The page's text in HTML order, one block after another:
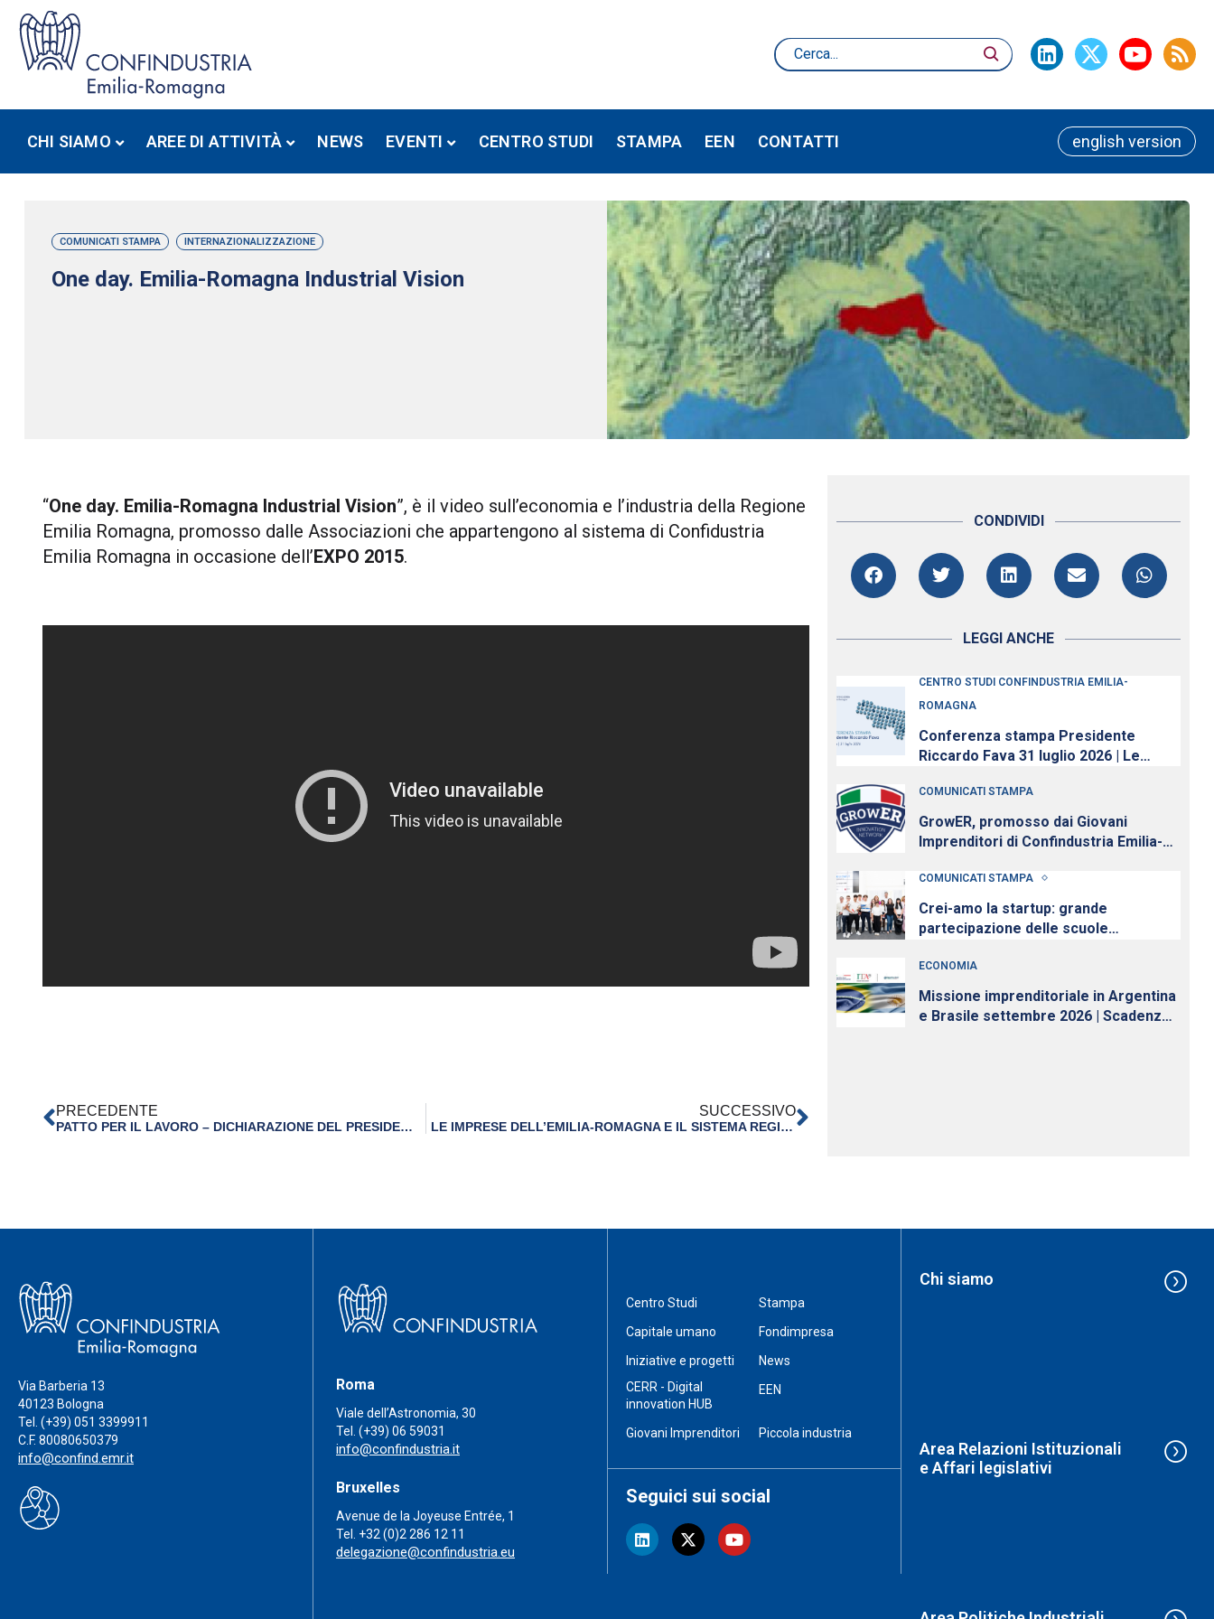
CHI SIAMO AREE DI ATTIVITÀ NEWS EVENTI CENTRO STUDI STAMPA EEN CONTATTI english version
COMUNICATI STAMPA INTERNAZIONALIZZAZIONE
One day. Emilia-Romagna Industrial Vision
“One day. Emilia-Romagna Industrial Vision”, è il video sull’economia e l’industria della Regione
Emilia Romagna, promosso dalle Associazioni che appartengono al sistema di Confidustria
Emilia Romagna in occasione dell’EXPO 2015.
PRECEDENTE
PATTO PER IL LAVORO – DICHIARAZIONE DEL PRESIDENTE DI CONFINDUSTRIA EMILIA-ROMAGNA MAURIZIO MARCHESINI
SUCCESSIVO
LE IMPRESE DELL’EMILIA-ROMAGNA E IL SISTEMA REGIONALE CONFINDUSTRIA PROTAGONISTI DI EXPO 2015
CONDIVIDI
LEGGI ANCHE
CENTRO STUDI CONFINDUSTRIA EMILIA-
ROMAGNA
Conferenza stampa Presidente
Riccardo Fava 31 luglio 2026 | Le
nonostante l’incertezza
COMUNICATI STAMPA
GrowER, promosso dai Giovani
Imprenditori di Confindustria Emilia-
cresce e diventa nazionale
COMUNICATI STAMPA
Crei-amo la startup: grande
partecipazione delle scuole
dei Giovani Imprenditori di
Confindustria Emilia-Romagna
ECONOMIA
Missione imprenditoriale in Argentina
e Brasile settembre 2026 | Scadenza
Via Barberia 13
40123 Bologna
Tel. (+39) 051 3399911
C.F. 80080650379
info@confind.emr.it
Roma
Viale dell’Astronomia, 30
Tel. (+39) 06 59031
info@confindustria.it
Bruxelles
Avenue de la Joyeuse Entrée, 1
Tel. +32 (0)2 286 12 11
delegazione@confindustria.eu
Centro Studi
Stampa
Capitale umano
Fondimpresa
Iniziative e progetti
News
CERR - Digital
innovation HUB
EEN
Giovani Imprenditori Piccola industria
Seguici sui social
Chi siamo
Area Relazioni Istituzionali
e Affari legislativi